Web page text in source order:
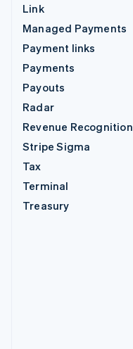
Link
Managed Payments
Payment links
Payments
Payouts
Radar
Revenue Recognition
Stripe Sigma
Tax
Terminal
Treasury